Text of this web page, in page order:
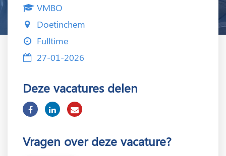
VMBO
Doetinchem
Fulltime
27-01-2026
Deze vacatures delen
Vragen over deze vacature?